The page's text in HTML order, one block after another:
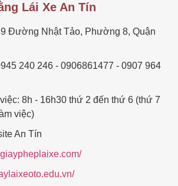
Lái Xe An Tín
Đường Nhật Tảo, Phường 8, Quận
240 246 - 0906861477 - 0907 964
8h - 16h30 thứ 2 đến thứ 6 (thứ 7
việc)
An Tín